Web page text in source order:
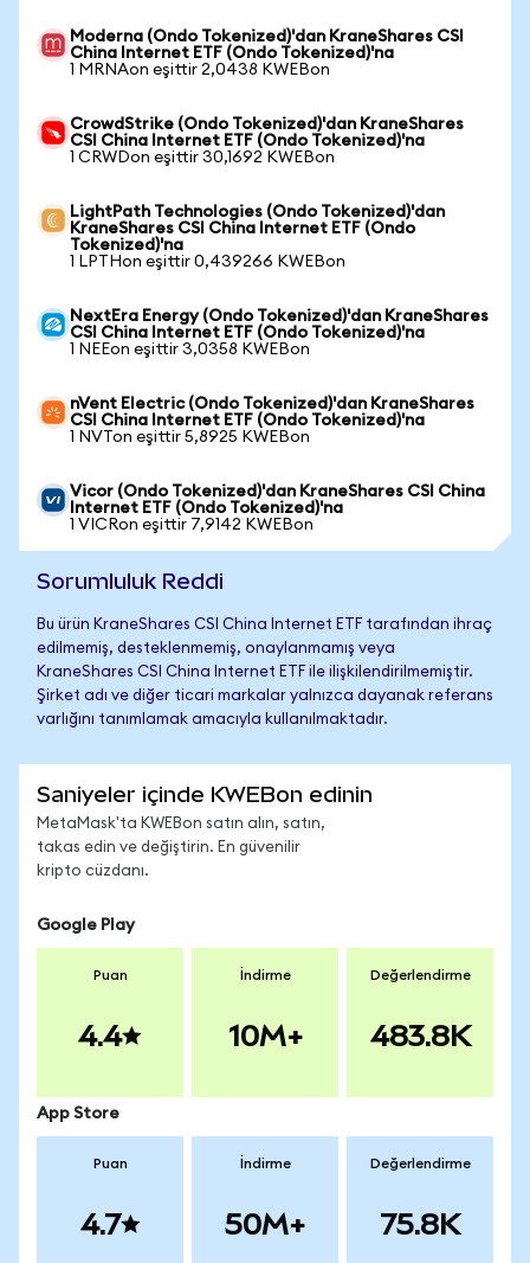
Moderna (Ondo Tokenized)'dan KraneShares CSI
China Internet ETF (Ondo Tokenized)'na
1 MRNAon eşittir 2,0438 KWEBon
CrowdStrike (Ondo Tokenized)'dan KraneShares
CSI China Internet ETF (Ondo Tokenized)'na
1 CRWDon eşittir 30,1692 KWEBon
LightPath Technologies (Ondo Tokenized)'dan
KraneShares CSI China Internet ETF (Ondo
Tokenized)'na
1 LPTHon eşittir 0,439266 KWEBon
NextEra Energy (Ondo Tokenized)'dan KraneShares
CSI China Internet ETF (Ondo Tokenized)'na
1 NEEon eşittir 3,0358 KWEBon
nVent Electric (Ondo Tokenized)'dan KraneShares
CSI China Internet ETF (Ondo Tokenized)'na
1 NVTon eşittir 5,8925 KWEBon
Vicor (Ondo Tokenized)'dan KraneShares CSI China
Internet ETF (Ondo Tokenized)'na
1 VICRon eşittir 7,9142 KWEBon
Sorumluluk Reddi
Bu ürün KraneShares CSI China Internet ETF tarafından ihraç
edilmemiş, desteklenmemiş, onaylanmamış veya
KraneShares CSI China Internet ETF ile ilişkilendirilmemiştir.
Şirket adı ve diğer ticari markalar yalnızca dayanak referans
varlığını tanımlamak amacıyla kullanılmaktadır.
Saniyeler içinde KWEBon edinin
MetaMask'ta KWEBon satın alın, satın,
takas edin ve değiştirin. En güvenilir
kripto cüzdanı.
Google Play
Puan
4.4
İndirme
10M+
Değerlendirme
483.8K
App Store
Puan
4.7
İndirme
50M+
Değerlendirme
75.8K